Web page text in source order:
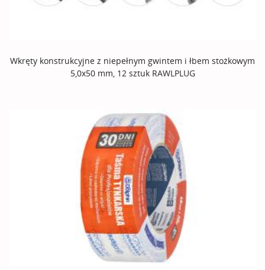
Wkręty konstrukcyjne z niepełnym gwintem i łbem stożkowym
5,0x50 mm, 12 sztuk RAWLPLUG